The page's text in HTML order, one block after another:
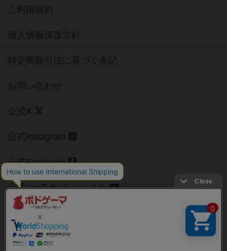
ご利用規約
個人情報保護方針
特定商取引法に基づく表記
お問い合わせ
公式X
公式instagram
公式Facebook
公式YouTubeチャンネル